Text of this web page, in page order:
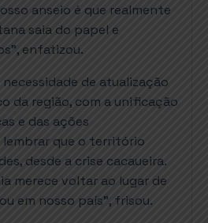
anseio é que realmente
saia do papel e
enfatizou.
de atualização
da região, com a unificação
e das ações
que o território
desde a crise cacaueira.
merece voltar ao lugar de
em nosso país”, frisou.